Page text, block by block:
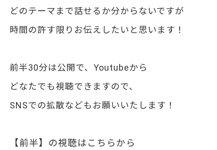
どのテーマまで話せるか分からないですが
時間の許す限りお伝えしたいと思います！
前半30分は公開で、Youtubeから
どなたでも視聴できますので、
SNSでの拡散などもお願いいたします！
【前半】の視聴はこちらから